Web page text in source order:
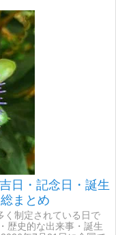
日・記念日・誕生
まとめ
く制定されている日で
歴史的な出来事・誕生